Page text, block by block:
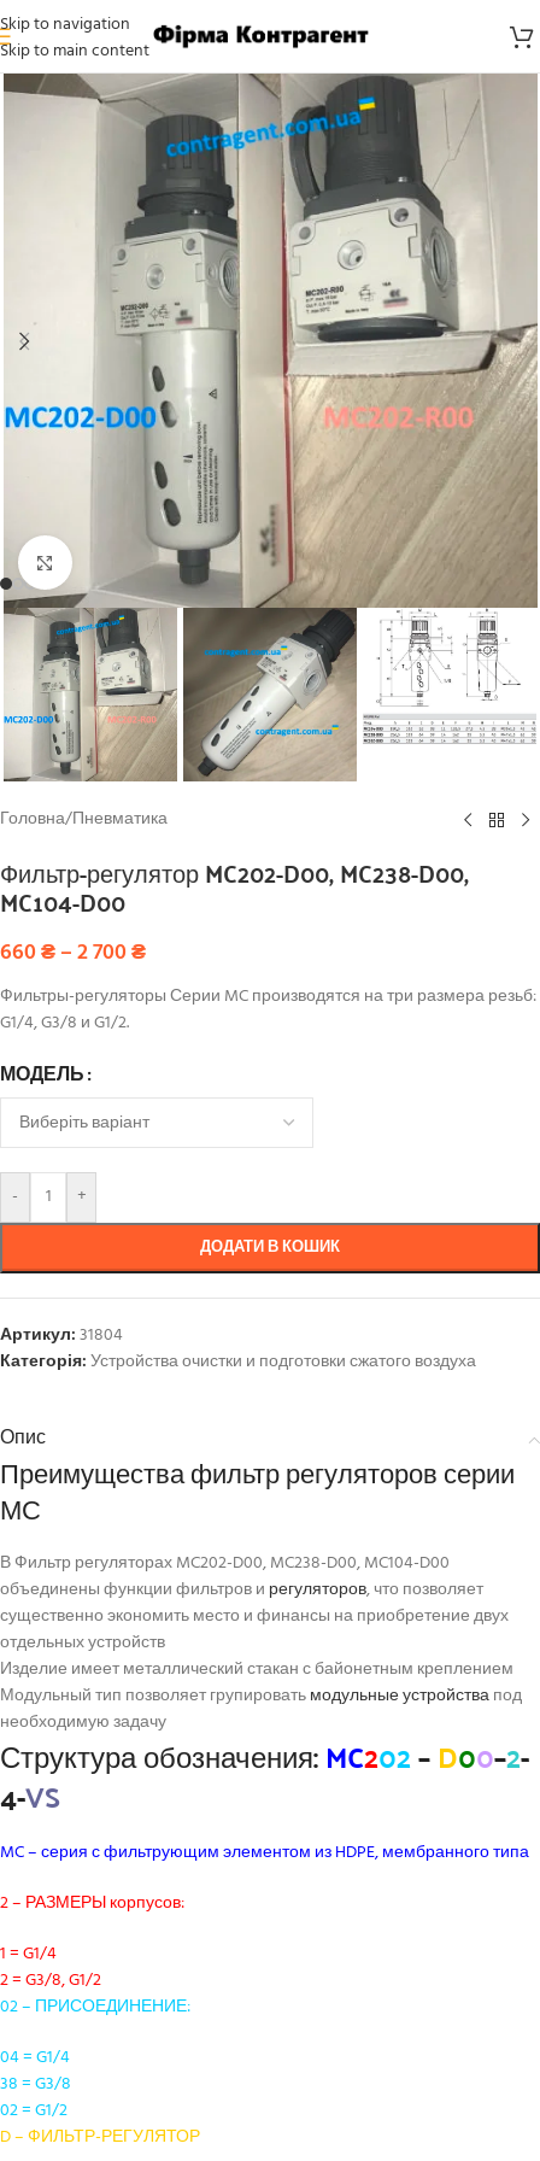
Skip to navigation
Skip to main content
Click to enlarge
Головна/Пневматика
Фильтр-регулятор MC202-D00, MC238-D00,
MC104-D00
660₴–2 700₴
Фильтры-регуляторы Серии MC производятся на три размера резьб:
G1/4, G3/8 и G1/2.
МОДЕЛЬ
- +
ДОДАТИ В КОШИК
Артикул:31804
Категорія:Устройства очистки и подготовки сжатого воздуха
Опис
Преимущества фильтр регуляторов серии
МС
В Фильтр регуляторах MC202-D00, MC238-D00, MC104-D00
объединены функции фильтров и регуляторов, что позволяет
существенно экономить место и финансы на приобретение двух
отдельных устройств
Изделие имеет металлический стакан с байонетным креплением
Модульный тип позволяет групироватьмодульные устройствапод
необходимую задачу
Структура обозначения:MC202–D00–2-
4-VS
MC – серия с фильтрующим элементом из HDPE, мембранного типа
2 – РАЗМЕРЫ корпусов:
1 = G1/4
2 = G3/8, G1/2
02 – ПРИСОЕДИНЕНИЕ:
04 = G1/4
38 = G3/8
02 = G1/2
D – ФИЛЬТР-РЕГУЛЯТОР